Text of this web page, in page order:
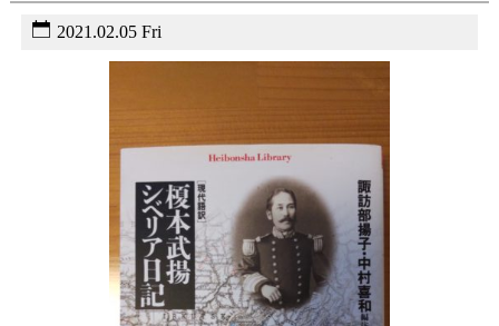
2021.02.05 Fri